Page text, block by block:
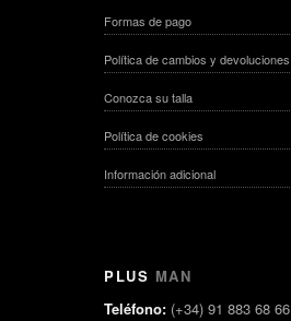
Formas de pago
Política de cambios y devoluciones
Conozca su talla
Política de cookies
Información adicional
PLUS MAN
Teléfono: (+34) 91 883 68 66